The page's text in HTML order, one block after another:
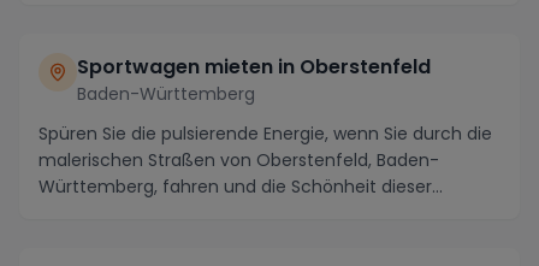
Sportwagen mieten in Oberstenfeld
Baden-Württemberg
Spüren Sie die pulsierende Energie, wenn Sie durch die
malerischen Straßen von Oberstenfeld, Baden-
Württemberg, fahren und die Schönheit dieser